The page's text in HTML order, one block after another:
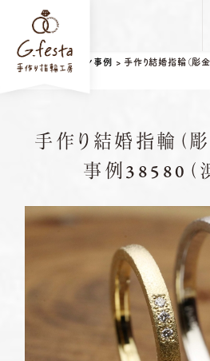
COURSE
ペアリングはこ
> デザイン事例 >手作り結婚指輪（彫
手作り結婚指輪（
事例38580（
岐阜本店
10:00〜18:30
定休日
第1・第3火曜日・
※祝日の場合は営
名古屋店
営業時間 10:00〜18:30
定休日
第2・第4火曜日
※祝日の場合は営